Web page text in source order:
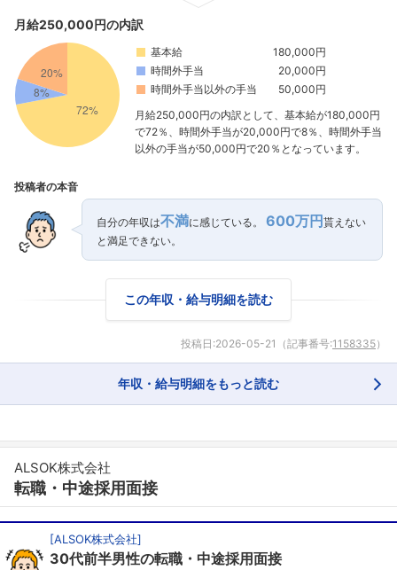
月給250,000円の内訳
基本給
180,000円
時間外手当
20,000円
時間外手当以外の手当
50,000円
月給250,000円の内訳として、基本給が180,000円
で72％、時間外手当が20,000円で8％、時間外手当
以外の手当が50,000円で20％となっています。
投稿者の本音
自分の年収は不満に感じている。 600万円 貰えない
と満足できない。
この年収・給与明細を読む
投稿日:2026-05-21 （記事番号:1158335）
年収・給与明細をもっと読む
ALSOK株式会社
転職・中途採用面接
[ALSOK株式会社]
30代前半男性の転職・中途採用面接